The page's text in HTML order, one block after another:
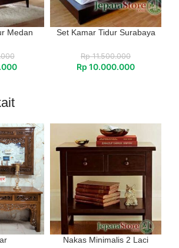
Medan Set Kamar Tidur Surabaya
Rp11.500.000
Rp 10.000.000
Nakas Minimalis 2 Laci